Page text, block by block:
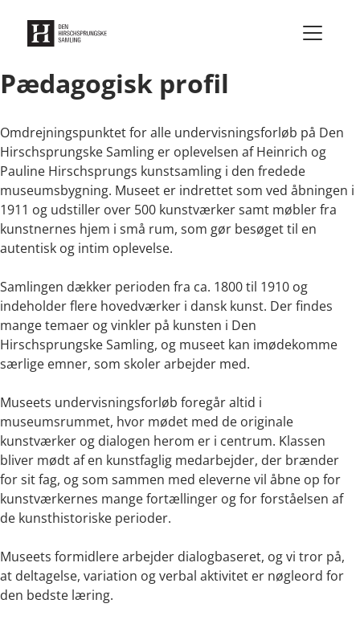
Pædagogisk profil
Omdrejningspunktet for alle undervisningsforløb på Den
Hirschsprungske Samling er oplevelsen af Heinrich og
Pauline Hirschsprungs kunstsamling i den fredede
museumsbygning. Museet er indrettet som ved åbningen i
1911 og udstiller over 500 kunstværker samt møbler fra
kunstnernes hjem i små rum, som gør besøget til en
autentisk og intim oplevelse.
Samlingen dækker perioden fra ca. 1800 til 1910 og
indeholder flere hovedværker i dansk kunst. Der findes
mange temaer og vinkler på kunsten i Den
Hirschsprungske Samling, og museet kan imødekomme
særlige emner, som skoler arbejder med.
Museets undervisningsforløb foregår altid i
museumsrummet, hvor mødet med de originale
kunstværker og dialogen herom er i centrum. Klassen
bliver mødt af en kunstfaglig medarbejder, der brænder
for sit fag, og som sammen med eleverne vil åbne op for
kunstværkernes mange fortællinger og for forståelsen af
de kunsthistoriske perioder.
Museets formidlere arbejder dialogbaseret, og vi tror på,
at deltagelse, variation og verbal aktivitet er nøgleord for
den bedste læring.